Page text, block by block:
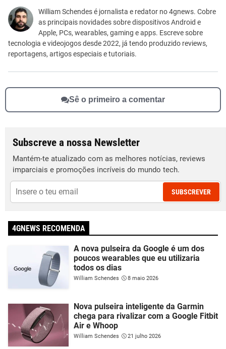
Este conteúdo não tem a informação que procuro
Outro
William Schendes é jornalista e redator no 4gnews. Cobre
as principais novidades sobre dispositivos Android e
Apple, PCs, wearables, gaming e apps. Escreve sobre
tecnologia e videojogos desde 2022, já tendo produzido reviews,
reportagens, artigos especiais e tutoriais.
Sê o primeiro a comentar
Subscreve a nossa Newsletter
Mantém-te atualizado com as melhores notícias, reviews
imparciais e promoções incríveis do mundo tech.
SUBSCREVER
4GNEWS RECOMENDA
A nova pulseira da Google é um dos
poucos wearables que eu utilizaria
todos os dias
William Schendes 8 maio 2026
Nova pulseira inteligente da Garmin
chega para rivalizar com a Google Fitbit
Air e Whoop
William Schendes 21 julho 2026